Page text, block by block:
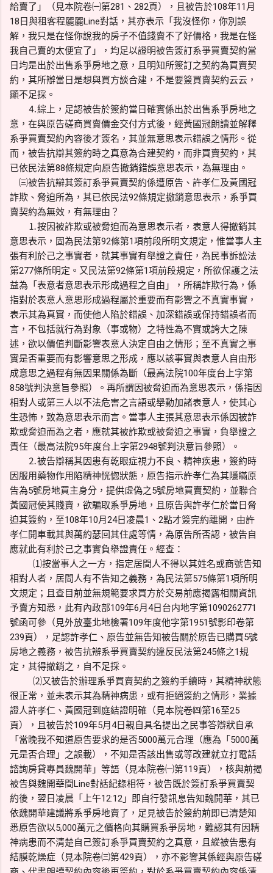
給賣了」（見本院卷㈠第281、282頁），且被告於108年11月
18日與租客程麗麗Line對話，其亦表示「我沒怪你，你別誤
解，我只是在怪你說我的房子不值錢賣不了好價格，我是在怪
我自己賣的太便宜了」，均足以證明被告簽訂系爭買賣契約當
日均是出於出售系爭房地之意，且明知所簽訂之契約為買賣契
約，其所辯當日是想與買方談合建，不是要簽買賣契約云云，
顯不足採。
⒋綜上，足認被告於簽約當日確實係出於出售系爭房地之
意，在與原告磋商買賣價金交付方式後，經黃國冠朗讀並解釋
系爭買賣契約內容後才簽名，其並無意思表示錯誤之情形。從
而，被告抗辯其簽約時之真意為合建契約，而非買賣契約，其
已依民法第88條規定向原告撤銷錯誤意思表示，為無理由。
㈢被告抗辯其簽訂系爭買賣契約係遭原告、許孝仁及黃國冠
詐欺、脅迫所為，其已依民法92條規定撤銷意思表示，系爭買
賣契約為無效，有無理由？
⒈按因被詐欺或被脅迫而為意思表示者，表意人得撤銷其
意思表示，固為民法第92條第1項前段所明文規定，惟當事人主
張有利於己之事實者，就其事實有舉證之責任，為民事訴訟法
第277條所明定。又民法第92條第1項前段規定，所欲保護之法
益為「表意者意思表示形成過程之自由」，所稱詐欺行為，係
指對於表意人意思形成過程屬於重要而有影響之不真實事實，
表示其為真實，而使他人陷於錯誤、加深錯誤或保持錯誤者而
言，不包括就行為對象（事或物）之特性為不實或誇大之陳
述，欲以價值判斷影響表意人決定自由之情形；至不真實之事
實是否重要而有影響意思之形成，應以該事實與表意人自由形
成意思之過程有無因果關係為斷（最高法院100年度台上字第
858號判決意旨參照）。再所謂因被脅迫而為意思表示，係指因
相對人或第三人以不法危害之言語或舉動加諸表意人，使其心
生恐怖，致為意思表示而言。當事人主張其意思表示係因被詐
欺或脅迫而為之者，應就其被詐欺或被脅迫之事實，負舉證之
責任（最高法院95年度台上字第2948號判決意旨參照）。
⒉被告辯稱其因患有乾眼症視力不良、精神疾患，簽約時
因服用藥物作用陷精神恍惚狀態，原告指示許孝仁為其隱瞞原
告為5號房地買主身分，提供虛偽之5號房地買賣契約，並聯合
黃國冠使其賤賣，欲騙取系爭房地，且原告與許孝仁於當日脅
迫其簽約，至108年10月24日凌晨1、2點才簽完約離開，由許
孝仁開車載其與萬約瑟回其住處等情，為原告所否認，被告自
應就此有利於己之事實負舉證責任。經查：
⑴按當事人之一方，指定居間人不得以其姓名或商號告知
相對人者，居間人有不告知之義務，為民法第575條第1項所明
文規定；且查目前並無規範要求買方於交易前應揭露相關資訊
予賣方知悉，此有內政部109年6月4日台内地字第1090262771
號函可參（見外放臺北地檢署109年度他字第1951號影印卷第
239頁），足認許孝仁、原告並無告知被告關於原告已購買5號
房地之義務，被告抗辯系爭買賣契約違反民法第245條之1規
定，其得撤銷之，自不足採。
⑵又被告於辦理系爭買賣契約之簽約手續時，其精神狀態
很正常，並未表示其為精神病患，或有拒絕簽約之情形，業據
證人許孝仁、黃國冠到庭結證明確（見本院卷㈣第16至25
頁），且被告於109年5月4日親自具名提出之民事答辯狀自承
「當晚我不知道原告要求的是否5000萬元合理（應為「5000萬
元是否合理」之誤載），不知是否該出售或等改建就立打電話
諮詢房貸專員魏開華」等語（見本院卷㈠第119頁），核與前揭
被告與魏開華間Line對話紀錄相符，被告既於簽訂系爭買賣契
約後，翌日凌晨「上午12:12」即自行發訊息告知魏開華，其已
依魏開華建議將系爭房地賣了，足見被告於簽約前即已清楚知
悉原告欲以5,000萬元之價格向其購買系爭房地，難認其有因精
神病患而不清楚自己簽訂系爭買賣契約之真意，且縱被告患有
結膜乾燥症（見本院卷㈢第429頁），亦不影響其係經與原告磋